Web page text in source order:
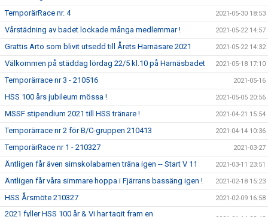
TemporärRace nr. 4 2021-05-30 18:53
Vårstädning av badet lockade många medlemmar ! 2021-05-22 14:57
Grattis Arto som blivit utsedd till Årets Harnäsare 2021 2021-05-22 14:32
Välkommen på städdag lördag 22/5 kl.10 på Harnäsbadet 2021-05-18 17:10
Temporärrace nr 3 - 210516 2021-05-16
HSS 100 års jubileum mössa ! 2021-05-05 20:56
MSSF stipendium 2021 till HSS tränare ! 2021-04-21 15:54
Temporärrace nr 2 för B/C-gruppen 210413 2021-04-14 10:36
TemporärRace nr 1 - 210327 2021-03-27
Äntligen får även simskolabarnen träna igen -- Start V 11 2021-03-11 23:51
Äntligen får våra simmare hoppa i Fjärrans bassäng igen ! 2021-02-18 15:23
HSS Årsmöte 210327 2021-02-09 16:58
2021 fyller HSS 100 år & Vi har tagit fram en